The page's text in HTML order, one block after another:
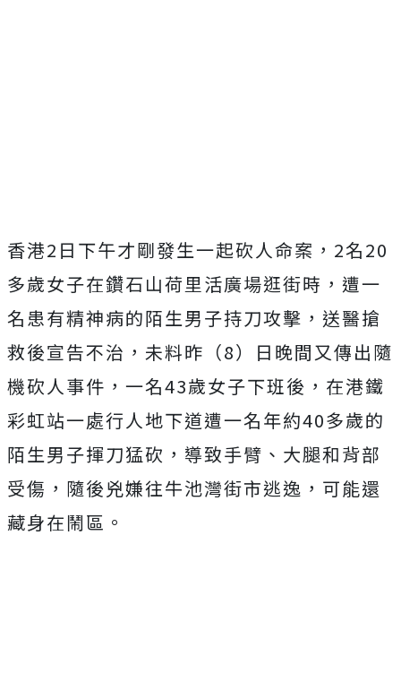
香港2日下午才剛發生一起砍人命案，2名20
多歲女子在鑽石山荷里活廣場逛街時，遭一
名患有精神病的陌生男子持刀攻擊，送醫搶
救後宣告不治，未料昨（8）日晚間又傳出隨
機砍人事件，一名43歲女子下班後，在港鐵
彩虹站一處行人地下道遭一名年約40多歲的
陌生男子揮刀猛砍，導致手臂、大腿和背部
受傷，隨後兇嫌往牛池灣街市逃逸，可能還
藏身在鬧區。